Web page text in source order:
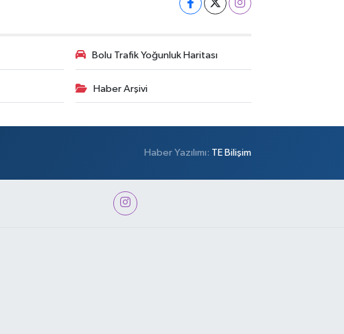
Bolu Trafik Yoğunluk Haritası
Haber Arşivi
Haber Yazılımı: TE Bilişim